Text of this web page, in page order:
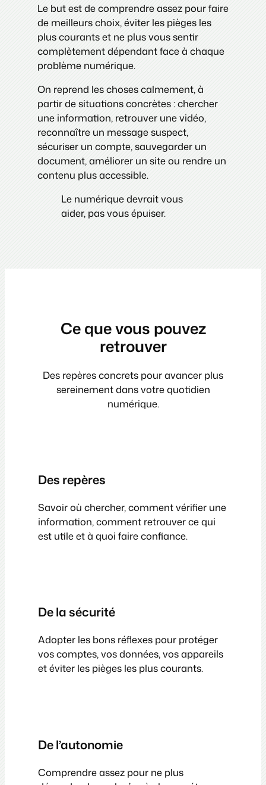
Le but est de comprendre assez pour faire
de meilleurs choix, éviter les pièges les
plus courants et ne plus vous sentir
complètement dépendant face à chaque
problème numérique.
On reprend les choses calmement, à
partir de situations concrètes : chercher
une information, retrouver une vidéo,
reconnaître un message suspect,
sécuriser un compte, sauvegarder un
document, améliorer un site ou rendre un
contenu plus accessible.
Le numérique devrait vous
aider, pas vous épuiser.
Ce que vous pouvez
retrouver
Des repères concrets pour avancer plus
sereinement dans votre quotidien
numérique.
Des repères
Savoir où chercher, comment vérifier une
information, comment retrouver ce qui
est utile et à quoi faire confiance.
De la sécurité
Adopter les bons réflexes pour protéger
vos comptes, vos données, vos appareils
et éviter les pièges les plus courants.
De l’autonomie
Comprendre assez pour ne plus